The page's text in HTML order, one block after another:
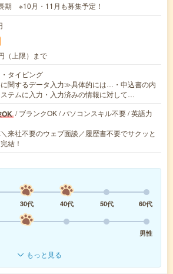
期 ※10月・11月も募集予定！
（上限）まで
タイピング
関するデータ入力≫具体的には…・申込書の内
テムに入力・入力済みの情報に対して…
OK / ブランクOK / パソコンスキル不要 / 英語力
来社不要のウェブ面談／履歴書不要でサクッと
結！
30代 40代 50代
60代
男性
もっと見る